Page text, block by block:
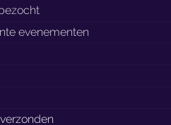
evenementen